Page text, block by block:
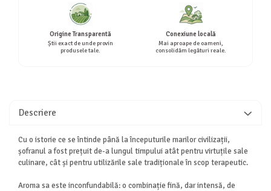
Origine Transparentă
Știi exact de unde provin
produsele tale.
Conexiune locală
Mai aproape de oameni,
consolidăm legături reale.
Descriere
Cu o istorie ce se întinde până la începuturile marilor civilizații,
șofranul a fost prețuit de-a lungul timpului atât pentru virtuțile sale
culinare, cât și pentru utilizările sale tradiționale în scop terapeutic.
Aroma sa este inconfundabilă: o combinație fină, dar intensă, de